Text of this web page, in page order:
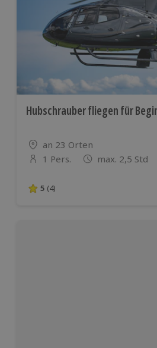
Hubschrauber fliegen für
Standort
an 23 Orten
Anzahl der Teilnehmer
1 Pers. max. 2,5 Std
5 von 5 Sternen basierend
5 (4)